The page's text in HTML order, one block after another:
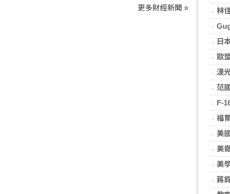
林佳
日本
歐盟
漢光
范國
F-
福爾
美國
美撤
美學
蔣銲
更多財經新聞 »